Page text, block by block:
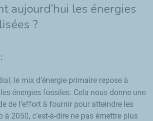
aujourd’hui les énergies
?
:
le mix d’énergie primaire repose à
énergies fossiles. Cela nous donne une
de l’effort à fournir pour atteindre les
à 2050, c’est-à-dire ne pas émettre plus